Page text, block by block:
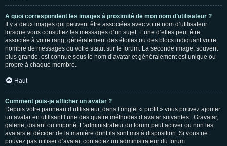
A quoi correspondent les images à proximité de mon nom d’utilisateur ?
Il y a deux images qui peuvent être associées avec votre nom d’utilisateur
lorsque vous consultez les messages d’un sujet. L’une d’elles peut être
associée à votre rang, généralement des étoiles ou des blocs indiquant votre
nombre de messages ou votre statut sur le forum. La seconde image, souvent
plus grande, est connue sous le nom d’avatar et généralement est unique ou
propre à chaque membre.
Haut
Comment puis-je afficher un avatar ?
Depuis votre panneau d’utilisateur, dans l’onglet « profil » vous pouvez ajouter
un avatar en utilisant l’une des quatre méthodes d’avatar suivantes : Gravatar,
galerie, distant ou importé. L’administrateur du forum peut activer ou non les
avatars et décider de la manière dont ils sont mis à disposition. Si vous ne
pouvez pas utiliser d’avatar, contactez un administrateur du forum.